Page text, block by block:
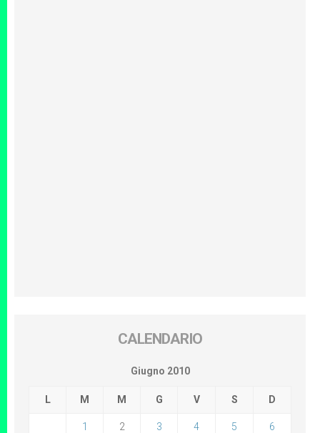
CALENDARIO
Giugno 2010
L M M G V S D
1 2 3 4 5 6